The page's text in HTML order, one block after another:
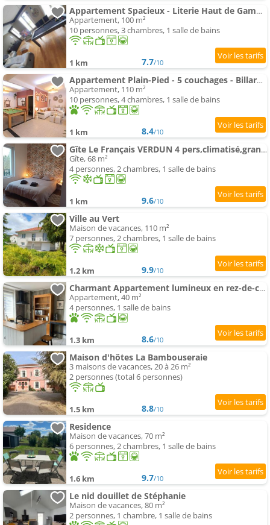
Appartement Spacieux - Literie Haut de Gamme - Billard - Fléchette -Tv 65" - Netflix - Amazon Prime- Lit King Si
Appartement, 100 m²
10 personnes, 3 chambres, 1 salle de bains
1 km 7.7/10
Appartement Plain-Pied - 5 couchages - Billard - BabyFoot - Terrasse - Jardin - Véranda - 4 chambres & canapé co
Appartement, 110 m²
10 personnes, 4 chambres, 1 salle de bains
1 km 8.4/10
Gîte Le Français VERDUN 4 pers,climatisé,grand garage,jardin
Gîte, 68 m²
4 personnes, 2 chambres, 1 salle de bains
1 km 9.6/10
Ville au Vert
Maison de vacances, 110 m²
7 personnes, 2 chambres, 1 salle de bains
1.2 km 9.9/10
Charmant Appartement lumineux en rez-de-chaussée
Appartement, 40 m²
4 personnes, 1 salle de bains
1.3 km 8.6/10
Maison d'hôtes La Bambouseraie
3 maisons de vacances, 20 à 26 m²
2 personnes (total 6 personnes)
1.5 km 8.8/10
Residence
Maison de vacances, 70 m²
6 personnes, 2 chambres, 1 salle de bains
1.6 km 9.7/10
Le nid douillet de Stéphanie
Maison de vacances, 80 m²
2 personnes, 1 chambre, 1 salle de bains